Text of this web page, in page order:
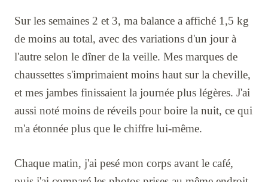
Sur les semaines 2 et 3, ma balance a affiché 1,5 kg
de moins au total, avec des variations d'un jour à
l'autre selon le dîner de la veille. Mes marques de
chaussettes s'imprimaient moins haut sur la cheville,
et mes jambes finissaient la journée plus légères. J'ai
aussi noté moins de réveils pour boire la nuit, ce qui
m'a étonnée plus que le chiffre lui-même.
Chaque matin, j'ai pesé mon corps avant le café,